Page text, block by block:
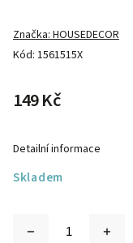
Kód: 1561515X
Značka:HOUSEDECOR
149 Kč
Skladem
Detailní informace